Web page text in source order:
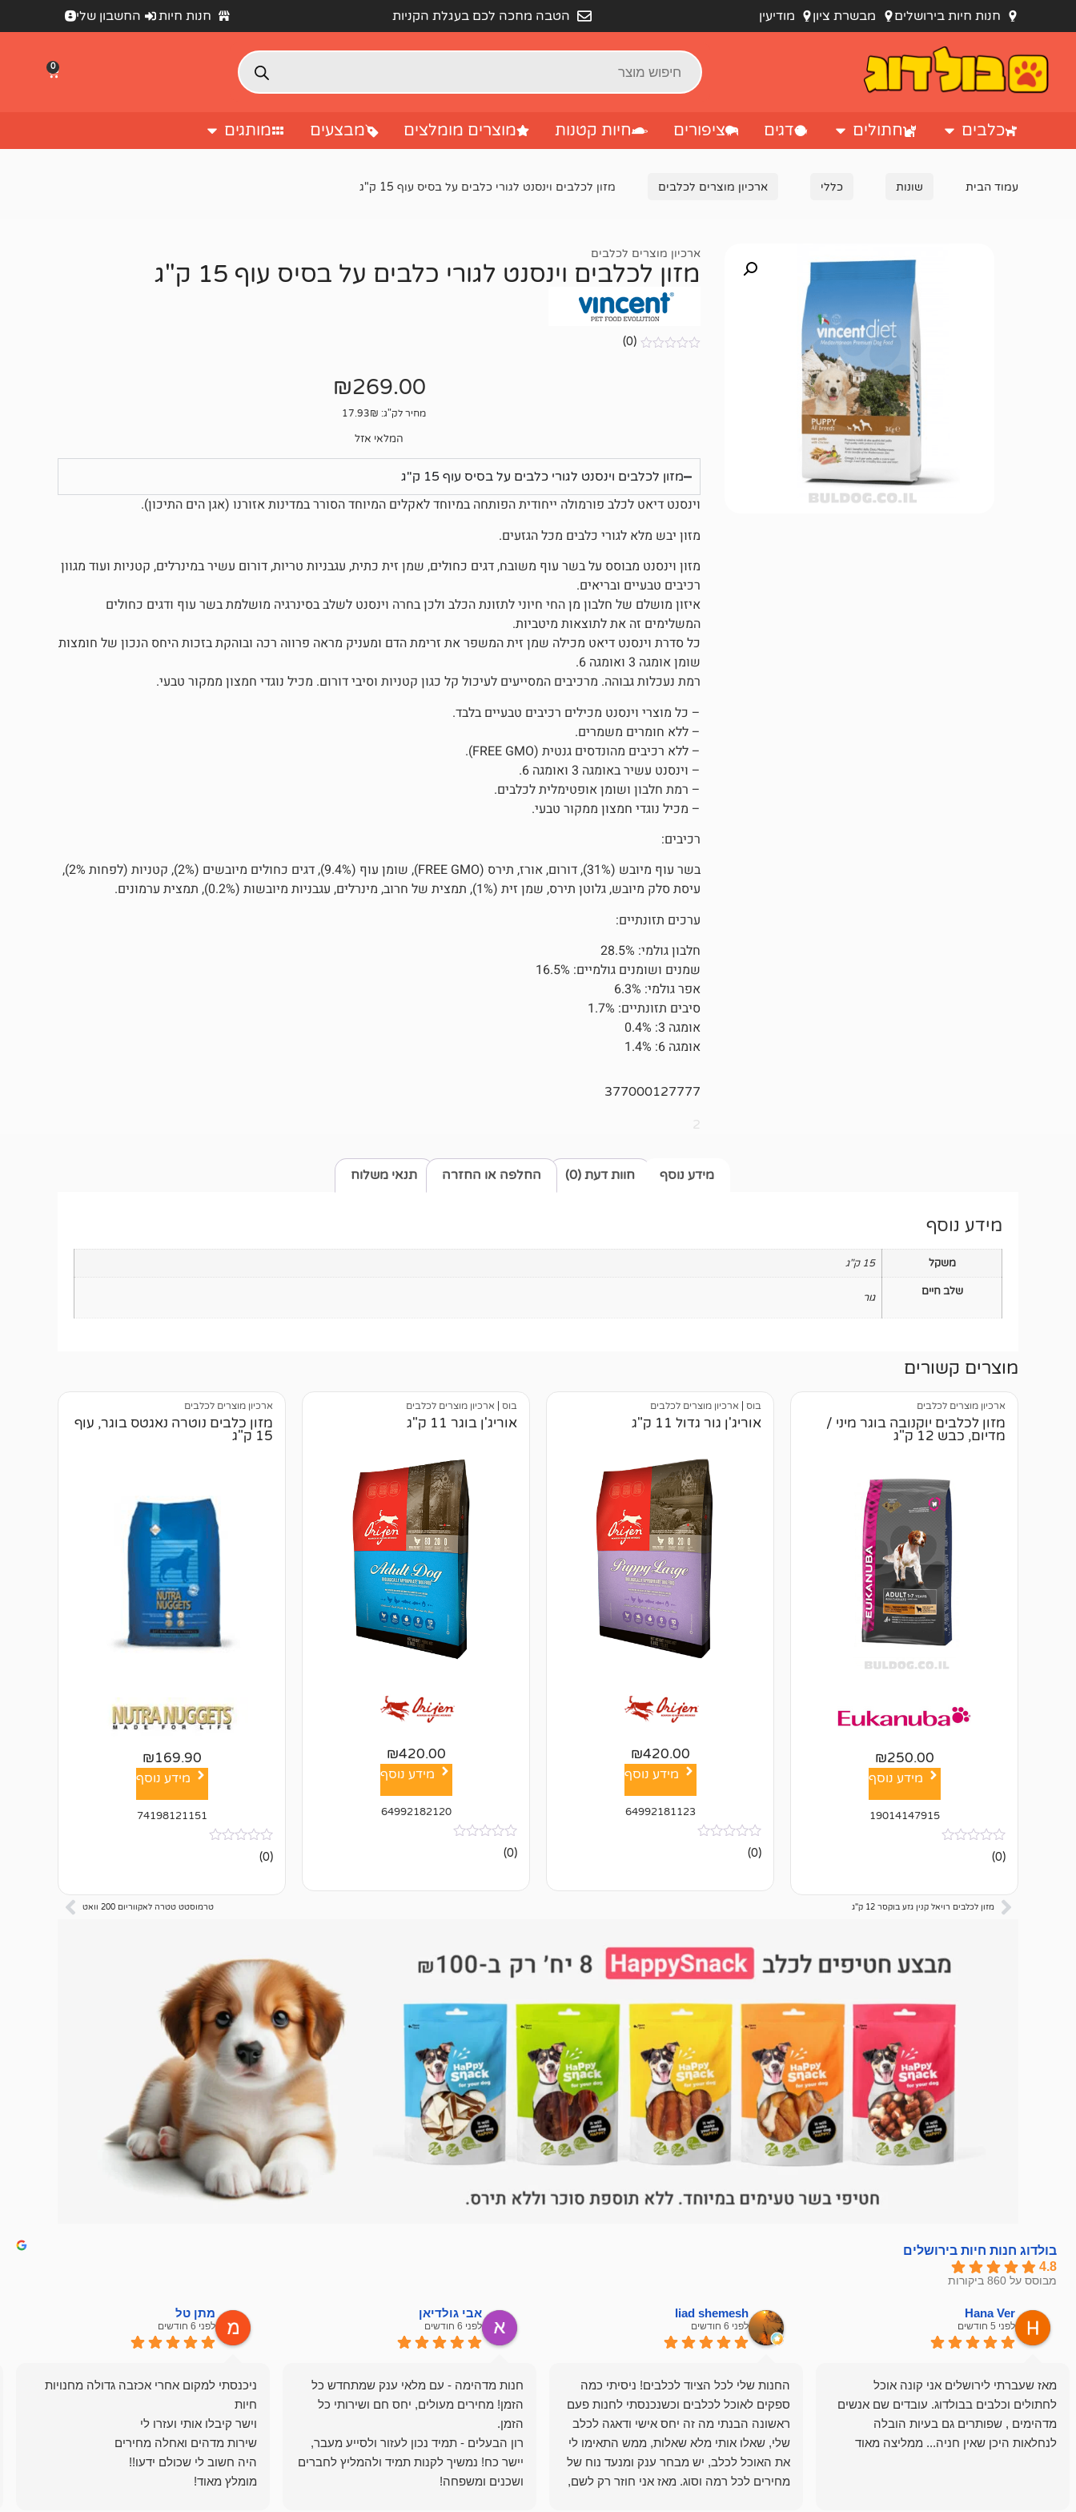
חנות חיות בירושלים מבשרת ציון מודיעין הטבה מחכה לכם בעגלת הקניות חנות חיות החשבון שלי
0
כלבים חתולים דגים ציפורים חיות קטנות מוצרים מומלצים מבצעים מותגים
עמוד הבית שונות כללי ארכיון מוצרים לכלבים מזון לכלבים וינסנט לגורי כלבים על בסיס עוף 15 ק"ג
ארכיון מוצרים לכלבים
מזון לכלבים וינסנט לגורי כלבים על בסיס עוף 15 ק"ג
(0)
₪269.00
מחיר לק"ג: 17.93₪
המלאי אזל
מזון לכלבים וינסנט לגורי כלבים על בסיס עוף 15 ק"ג
וינסנט דיאט לכלב פורמולה ייחודית הפותחה במיוחד לאקלים המיוחד הסורר במדינות אזורנו (אגן הים התיכון).
מזון יבש מלא לגורי כלבים מכל הגזעים.
מזון וינסנט מבוסס על בשר עוף משובח, דגים כחולים, שמן זית כתית, עגבניות טריות, דורום עשיר במינרלים, קטניות ועוד מגוון
רכיבים טבעיים ובריאים.
איזון מושלם של חלבון מן החי חיוני לתזונת הכלב ולכן בחרה וינסנט לשלב בסינרגיה מושלמת בשר עוף ודגים כחולים
המשלימים זה את לתוצאות מיטביות.
כל סדרת וינסנט דיאט מכילה שמן זית המשפר את זרימת הדם ומעניק מראה פרווה רכה ובוהקת בזכות היחס הנכון של חומצות
שומן אומגה 3 ואומגה 6.
רמת נעכלות גבוהה. מרכיבים המסייעים לעיכול קל כגון קטניות וסיבי דורום. מכיל נוגדי חמצון ממקור טבעי.
– כל מוצרי וינסנט מכילים רכיבים טבעיים בלבד.
– ללא חומרים משמרים.
– ללא רכיבים מהונדסים גנטית (FREE GMO).
– וינסנט עשיר באומגה 3 ואומגה 6.
– רמת חלבון ושומן אופטימלית לכלבים.
– מכיל נוגדי חמצון ממקור טבעי.
רכיבים:
בשר עוף מיובש (31%), דורום, אורז, תירס (FREE GMO), שומן עוף (9.4%), דגים כחולים מיובשים (2%), קטניות (לפחות 2%),
עיסת סלק מיובש, גלוטן תירס, שמן זית (1%), תמצית של חרוב, מינרלים, עגבניות מיובשות (0.2%), תמצית ערמונים.
ערכים תזונתיים:
חלבון גולמי: 28.5%
שמנים ושומנים גולמיים: 16.5%
אפר גולמי: 6.3%
סיבים תזונתיים: 1.7%
אומגה 3: 0.4%
אומגה 6: 1.4%
377000127777
2
מידע נוסף תנאי משלוח חוות דעת (0) החלפה או החזרה
מידע נוסף
משקל 15 ק"ג
שלב חיים גור
מוצרים קשורים
ארכיון מוצרים לכלבים
מזון לכלבים יוקנובה בוגר מיני /
מדיום, כבש 12 ק"ג
₪250.00
מידע נוסף
19014147915
אין
ביקורות
(0)
בוס | ארכיון מוצרים לכלבים
אוריג'ן גור גדול 11 ק"ג
₪420.00
מידע נוסף
64992181123
אין
ביקורות
(0)
בוס | ארכיון מוצרים לכלבים
אוריג'ן בוגר 11 ק"ג
₪420.00
מידע נוסף
64992182120
אין
ביקורות
(0)
ארכיון מוצרים לכלבים
מזון כלבים נוטרה נאגטס בוגר, עוף
15 ק"ג
₪169.90
מידע נוסף
74198121151
אין
ביקורות
(0)
מזון לכלבים רויאל קנין גזע בוקסר 12 ק"ג טרמוסטט טטרה לאקווריום 200 וואט
בולדוג חנות חיות בירושלים
4.8
מבוסס על 860 ביקורות
Hana Ver
לפני 5 חודשים
מאז שעברתי לירושלים אני קונה אוכל
לחתולים וכלבים בבולדוג. עובדים שם אנשים
מדהימים , שפותרים גם בעיות הובלה
לנחלאות היכן שאין חניה... ממליצה מאוד
liad shemesh
לפני 6 חודשים
החנות שלי לכל הציוד לכלבים! ניסיתי כמה
ספקים לאוכל לכלבים וכשנכנסתי לחנות פעם
ראשונה הבנתי מה זה יחס אישי ודאגה לכלב
שלי, שאלו אותי מלא שאלות, ממש התאימו לי
את האוכל לכלב, יש מבחר ענק ומנעד נוח של
מחירים לכל רמה וסוג. מאז אני חוזר רק לשם,
אבי גולדיאן
לפני 6 חודשים
חנות מדהימה - עם מלאי ענק שמתחדש כל
הזמן! מחירים מעולים, יחס חם ושירותי כל
רון הבעלים - תמיד נכון לעזור ולסייע מעבר,
יישר כח! נמשיך לקנות תמיד ולהמליץ לחברים
ושכנים ומשפחה!
מתן טל
לפני 6 חודשים
ניכנסתי למקום אחרי אכזבה גדולה מחנויות
מומלץ מאוד!